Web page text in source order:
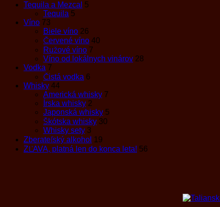
Tequila a Mezcal 5
Tequila 5
Víno 73
Biele víno 26
Červené víno 40
Ružové víno 7
Víno od lokálnych vinárov 28
Vodka 7
Čistá vodka 6
Whisky 44
Americká whisky 7
Írska whisky 2
Japonská whisky 5
Škótska whisky 30
Whisky sety 3
Zberateľský alkohol 19
ZĽAVA, platná len do konca leta! 56